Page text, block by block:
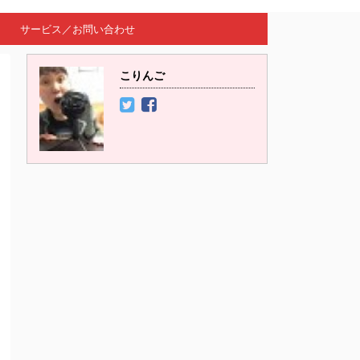
サービス／お問い合わせ
こりんご